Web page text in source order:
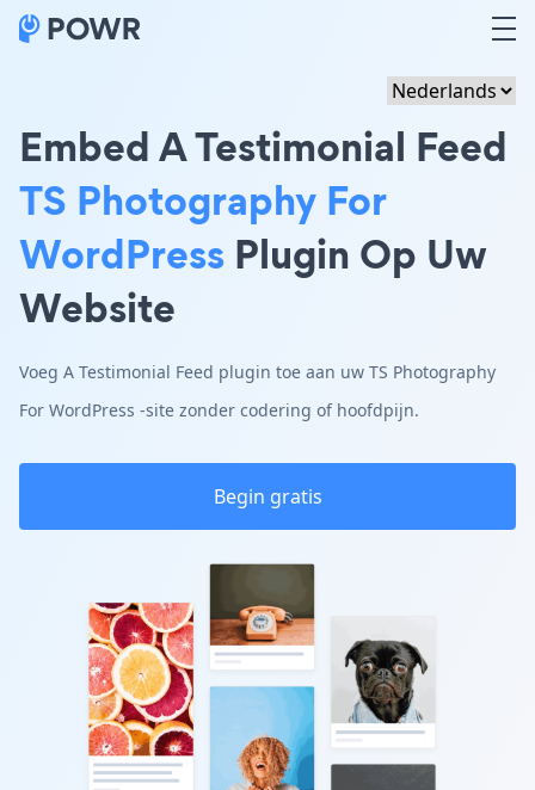
Embed A Testimonial Feed
TS Photography For
WordPress Plugin Op Uw
Website
Voeg A Testimonial Feed plugin toe aan uw TS Photography
For WordPress -site zonder codering of hoofdpijn.
Begin gratis